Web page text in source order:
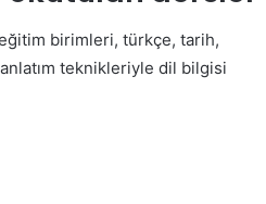
birimleri, türkçe, tarih,
teknikleriyle dil bilgisi